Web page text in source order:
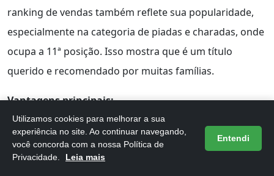
ranking de vendas também reflete sua popularidade,
especialmente na categoria de piadas e charadas, onde
ocupa a 11ª posição. Isso mostra que é um título
querido e recomendado por muitas famílias.
Vantagens principais:
Proporciona momentos de alegria e descontração
para toda a família.
Utilizamos cookies para melhorar a sua
experiência no site. Ao continuar navegando,
você concorda com a nossa Política de
Privacidade.
Leia mais
Entendi